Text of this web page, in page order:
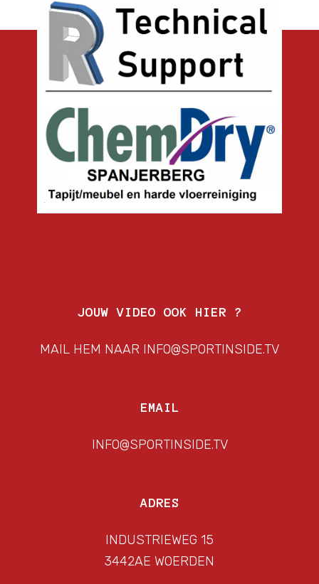
JOUW VIDEO OOK HIER ?
MAIL HEM NAAR INFO@SPORTINSIDE.TV
EMAIL
INFO@SPORTINSIDE.TV
ADRES
INDUSTRIEWEG 15
3442AE WOERDEN